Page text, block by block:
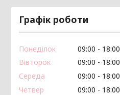
Графік роботи
Понеділок 09:00
18:00
Вівторок
09:00
18:00
Середа
09:00
18:00
Четвер
09:00
18:00